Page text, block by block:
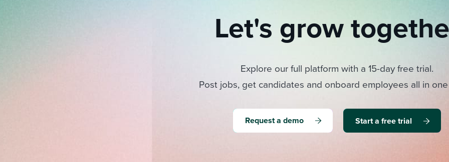
Let's grow
Explore our full platform with a 15-day free trial.
Post jobs, get candidates and onboard employees all in
Request a demo Start a free trial